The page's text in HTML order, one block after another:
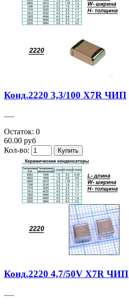
Конд.2220 3,3/100 X7R ЧИП
.....
Остаток: 0
60.00 руб
Кол-во:
Конд.2220 4,7/50V X7R ЧИП
.....